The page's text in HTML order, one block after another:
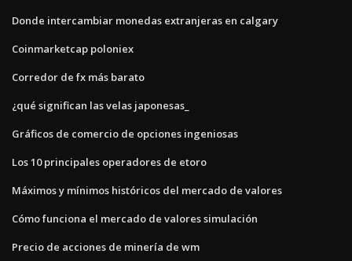
Donde intercambiar monedas extranjeras en calgary
Coinmarketcap poloniex
Corredor de fx más barato
¿qué significan las velas japonesas_
Gráficos de comercio de opciones ingeniosas
Los 10 principales operadores de etoro
Máximos y mínimos históricos del mercado de valores
Cómo funciona el mercado de valores simulación
Precio de acciones de minería de wm